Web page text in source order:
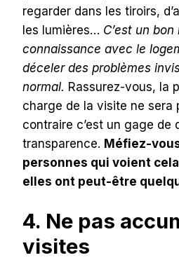
regarder dans les tiroirs,
les lumières… C’est un
connaissance avec le
déceler des problèmes
normal. Rassurez-vous, la
charge de la visite ne sera
contraire c’est un gage de
transparence. Méfiez-
personnes qui voient
elles ont peut-être
4. Ne pas
visites